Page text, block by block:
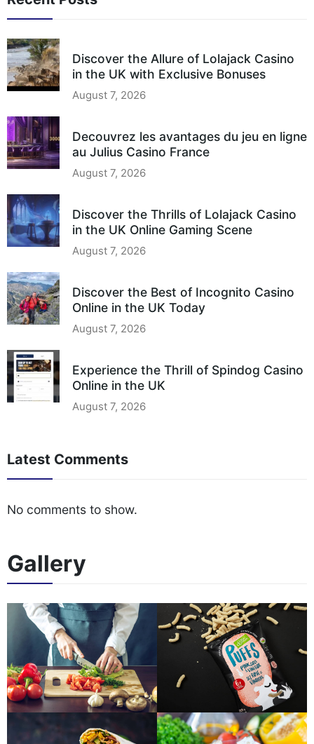
Discover the Allure of Lolajack Casino
in the UK with Exclusive Bonuses
August 7, 2026
Decouvrez les avantages du jeu en ligne
au Julius Casino France
August 7, 2026
Discover the Thrills of Lolajack Casino
in the UK Online Gaming Scene
August 7, 2026
Discover the Best of Incognito Casino
Online in the UK Today
August 7, 2026
Experience the Thrill of Spindog Casino
Online in the UK
August 7, 2026
Latest Comments
No comments to show.
Gallery